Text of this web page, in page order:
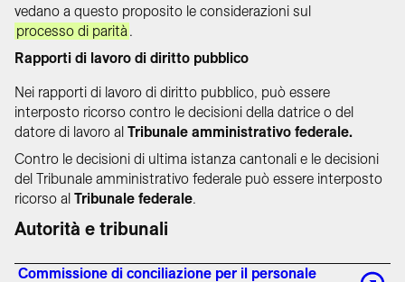
vedano a questo proposito le considerazioni sul
processo di parità.
Rapporti di lavoro di diritto pubblico
Nei rapporti di lavoro di diritto pubblico, può essere
interposto ricorso contro le decisioni della datrice o del
datore di lavoro al Tribunale amministrativo federale.
Contro le decisioni di ultima istanza cantonali e le decisioni
del Tribunale amministrativo federale può essere interposto
ricorso al Tribunale federale.
Autorità e tribunali
Commissione di conciliazione per il personale